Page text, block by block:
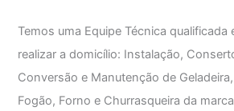
Temos uma Equipe Técnica qualificada
realizar a domicílio: Instalação,
Conversão e Manutenção de
Fogão, Forno e Churrasqueira da